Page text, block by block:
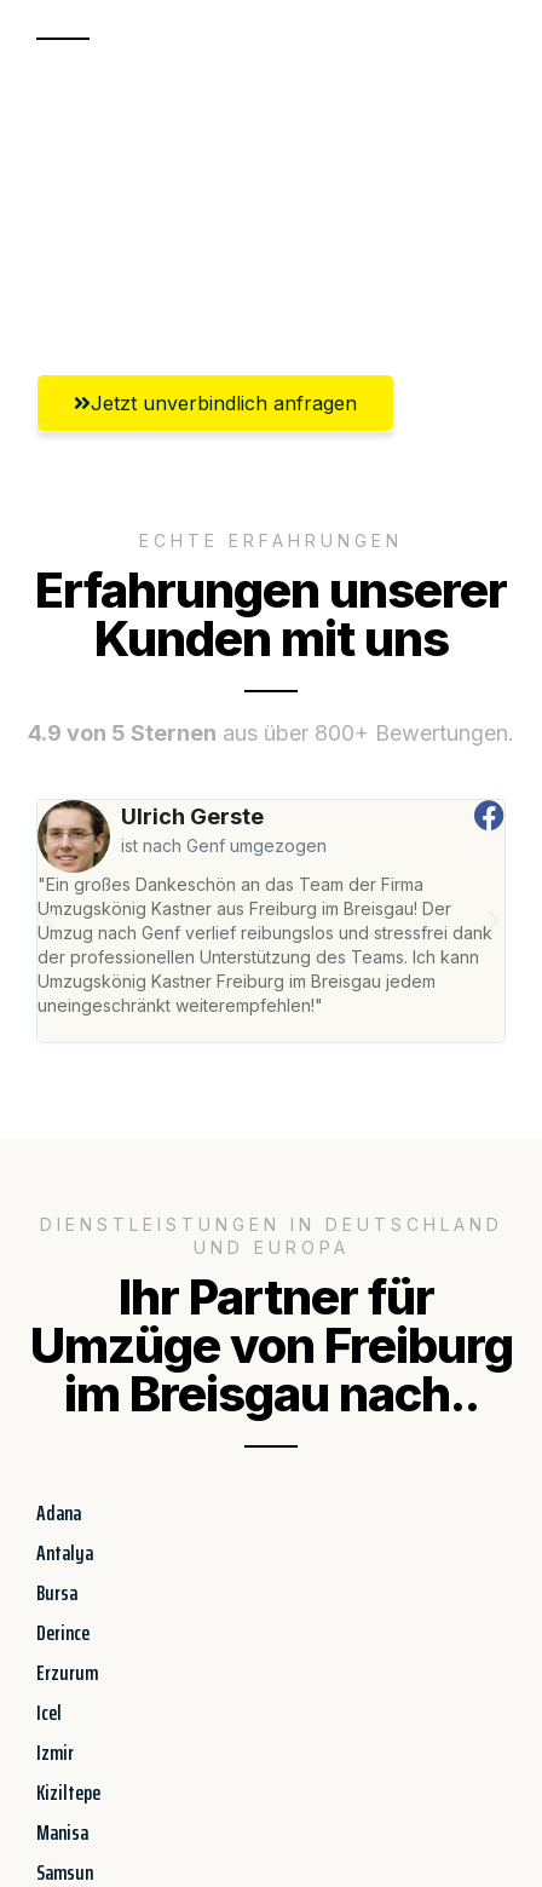
Jetzt unverbindlich anfragen
ECHTE ERFAHRUNGEN
Erfahrungen unserer
Kunden mit uns
4.9 von 5 Sternen aus über 800+ Bewertungen.
Ulrich Gerste
ist nach Genf umgezogen
"Ein großes Dankeschön an das Team der Firma
Umzugskönig Kastner aus Freiburg im Breisgau! Der
Umzug nach Genf verlief reibungslos und stressfrei dank
der professionellen Unterstützung des Teams. Ich kann
Umzugskönig Kastner Freiburg im Breisgau jedem
uneingeschränkt weiterempfehlen!"
DIENSTLEISTUNGEN IN DEUTSCHLAND
UND EUROPA
Ihr Partner für
Umzüge von Freiburg
im Breisgau nach..
Adana
Antalya
Bursa
Derince
Erzurum
Icel
Izmir
Kiziltepe
Manisa
Samsun